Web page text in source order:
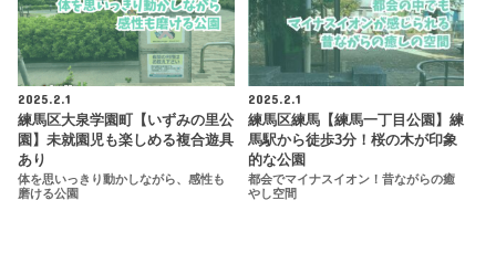
2025.2.1
練馬区大泉学園町【いずみの里公
園】未就園児も楽しめる複合遊具
あり
体を思いっきり動かしながら、感性も
磨ける公園
2025.2.1
練馬区練馬【練馬一丁目公園】練
馬駅から徒歩3分！桜の木が印象
的な公園
都会でマイナスイオン！昔ながらの癒
やし空間